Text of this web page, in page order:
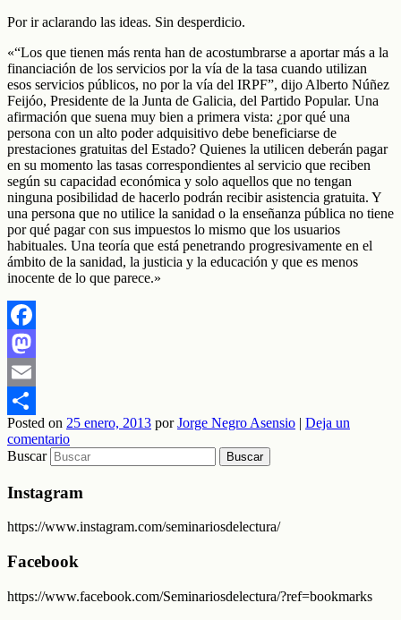
Por ir aclarando las ideas. Sin desperdicio.
«“Los que tienen más renta han de acostumbrarse a aportar más a la
financiación de los servicios por la vía de la tasa cuando utilizan
esos servicios públicos, no por la vía del IRPF”, dijo Alberto Núñez
Feijóo, Presidente de la Junta de Galicia, del Partido Popular. Una
afirmación que suena muy bien a primera vista: ¿por qué una
persona con un alto poder adquisitivo debe beneficiarse de
prestaciones gratuitas del Estado? Quienes la utilicen deberán pagar
en su momento las tasas correspondientes al servicio que reciben
según su capacidad económica y solo aquellos que no tengan
ninguna posibilidad de hacerlo podrán recibir asistencia gratuita. Y
una persona que no utilice la sanidad o la enseñanza pública no tiene
por qué pagar con sus impuestos lo mismo que los usuarios
habituales. Una teoría que está penetrando progresivamente en el
ámbito de la sanidad, la justicia y la educación y que es menos
inocente de lo que parece.»
Facebook
Mastodon
Email
Compartir
Posted on 25 enero, 2013 porJorge Negro Asensio | Deja un
comentario
Buscar
Instagram
https://www.instagram.com/seminariosdelectura/
Facebook
https://www.facebook.com/Seminariosdelectura/?ref=bookmarks